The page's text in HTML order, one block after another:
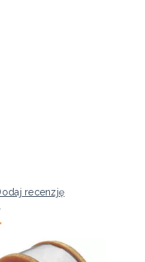
recenzję